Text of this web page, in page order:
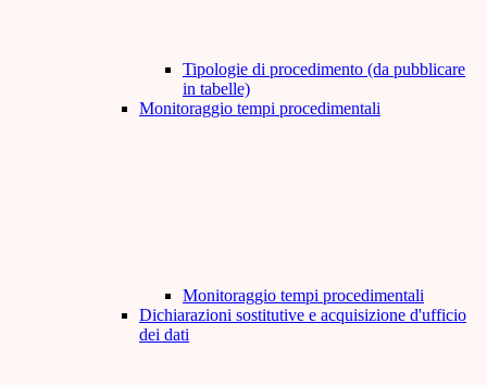
Tipologie di procedimento (da pubblicare
in tabelle)
Monitoraggio tempi procedimentali
Monitoraggio tempi procedimentali
Dichiarazioni sostitutive e acquisizione d'ufficio
dei dati